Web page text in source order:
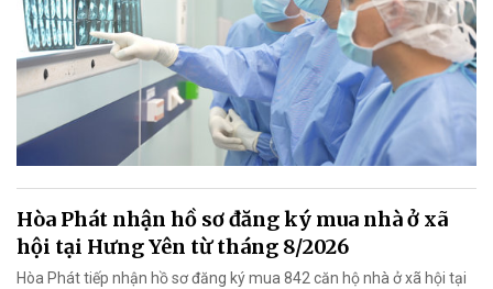
Hòa Phát nhận hồ sơ đăng ký mua nhà ở xã
hội tại Hưng Yên từ tháng 8/2026
Hòa Phát tiếp nhận hồ sơ đăng ký mua 842 căn hộ nhà ở xã hội tại